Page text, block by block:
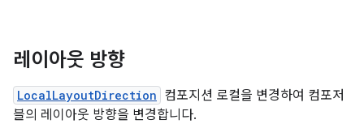
레이아웃 방향
LocalLayoutDirection 컴포지션 로컬을 변경하여 컴포저
블의 레이아웃 방향을 변경합니다.